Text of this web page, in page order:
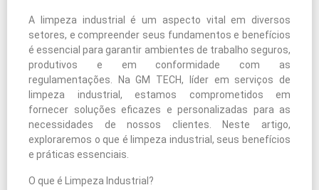
A limpeza industrial é um aspecto vital em diversos
setores, e compreender seus fundamentos e benefícios
é essencial para garantir ambientes de trabalho seguros,
produtivos e em conformidade com as
regulamentações. Na GM TECH, líder em serviços de
limpeza industrial, estamos comprometidos em
fornecer soluções eficazes e personalizadas para as
necessidades de nossos clientes. Neste artigo,
exploraremos o que é limpeza industrial, seus benefícios
e práticas essenciais.
O que é Limpeza Industrial?